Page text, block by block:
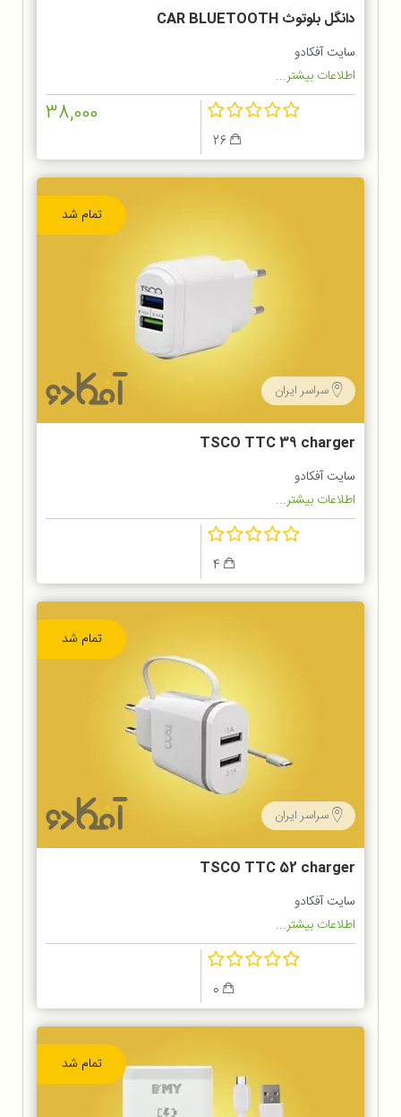
دانگل بلوتوث CAR BLUETOOTH
سایت آفکادو
اطلاعات بیشتر...
38,000
تمام شد
سراسر ایران
TSCO TTC 39 charger
سایت آفکادو
اطلاعات بیشتر...
تمام شد
سراسر ایران
TSCO TTC 52 charger
سایت آفکادو
اطلاعات بیشتر...
تمام شد